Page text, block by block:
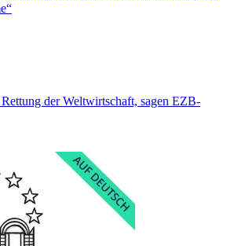
der Weltwirtschaft, sagen EZB-